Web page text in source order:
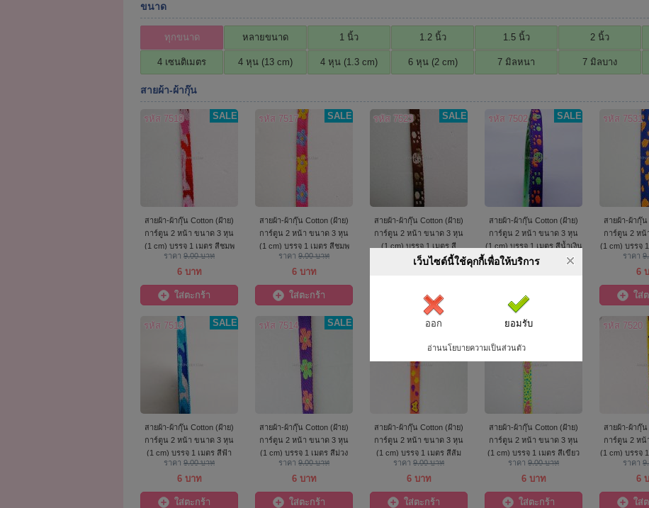
ขนาด
ทุกขนาด หลายขนาด 1 นิ้ว 1.2 นิ้ว 1.5 นิ้ว 2 นิ้ว
4 เซนติเมตร 4 หุน (13 cm) 4 หุน (1.3 cm) 6 หุน (2 cm) 7 มิลหนา 7 มิลบาง
สายผ้า-ผ้ากุ๊น
SALE
รหัส 7510
สายผ้า-ผ้ากุ๊น Cotton (ฝ้าย)
การ์ตูน 2 หน้า ขนาด 3 หุน
(1 cm) บรรจุ 1 เมตร สีชมพู
ราคา 9.00 บาท
6 บาท
ใส่ตะกร้า
SALE
รหัส 7517
สายผ้า-ผ้ากุ๊น Cotton (ฝ้าย)
การ์ตูน 2 หน้า ขนาด 3 หุน
(1 cm) บรรจุ 1 เมตร สีชมพู
เหลืองดอกไม้
ราคา 9.00 บาท
6 บาท
ใส่ตะกร้า
SALE
รหัส 7523
สายผ้า-ผ้ากุ๊น Cotton (ฝ้าย)
การ์ตูน 2 หน้า ขนาด 3 หุน
(1 cm) บรรจุ 1 เมตร สี
น้ำตาล
9.00 บาท
ใส่ตะกร้า
SALE
รหัส 7502
สายผ้า-ผ้ากุ๊น Cotton (ฝ้าย)
การ์ตูน 2 หน้า ขนาด 3 หุน
(1 cm) บรรจุ 1 เมตร สีน้ำเงิน
ราคา
ใส่ตะกร้า
รหัส 7531
สายผ้า-ผ้ากุ๊น
การ์ตูน 2 ห
(1 cm) บรรจุ
ราคา
6
ใส่
SALE
รหัส 7513
สายผ้า-ผ้ากุ๊น Cotton (ฝ้าย)
การ์ตูน 2 หน้า ขนาด 3 หุน
(1 cm) บรรจุ 1 เมตร สีฟ้า
ราคา 9.00 บาท
6 บาท
ใส่ตะกร้า
SALE
รหัส 7514
สายผ้า-ผ้ากุ๊น Cotton (ฝ้าย)
การ์ตูน 2 หน้า ขนาด 3 หุน
(1 cm) บรรจุ 1 เมตร สีม่วง
ดอกไม้
ราคา 9.00 บาท
6 บาท
ใส่ตะกร้า
สายผ้า-ผ้ากุ๊น Cotton (ฝ้าย)
การ์ตูน 2 หน้า ขนาด 3 หุน
(1 cm) บรรจุ 1 เมตร สีส้ม
ราคา 9.00 บาท
6 บาท
ใส่ตะกร้า
รหัส 7528
สายผ้า-ผ้ากุ๊น Cotton (ฝ้าย)
การ์ตูน 2 หน้า ขนาด 3 หุน
(1 cm) บรรจุ 1 เมตร สีเขียว
ตอง
ราคา 9.00 บาท
6 บาท
ใส่ตะกร้า
รหัส 7520
สายผ้า-ผ้ากุ๊น
การ์ตูน 2 ห
(1 cm) บรรจุ
ราคา
6
ใส่
เว็บไซต์นี้ใช้คุกกี้เพื่อให้บริการ
ออก ยอมรับ
อ่านนโยบายความเป็นส่วนตัว